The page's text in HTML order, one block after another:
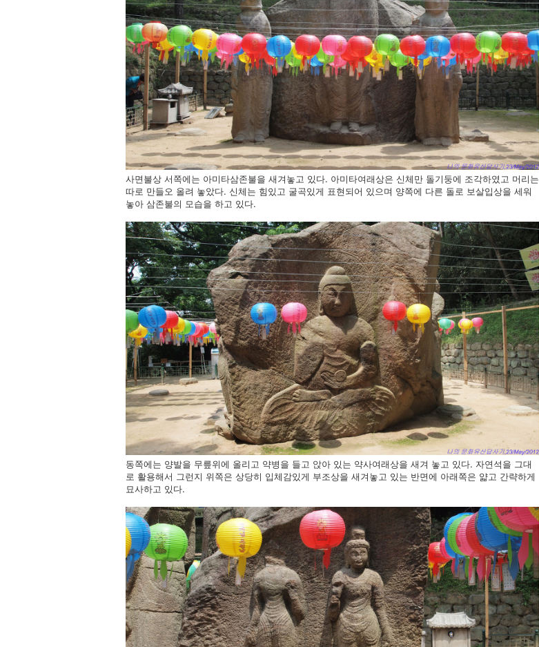
사면불상 서쪽에는 아미타삼존불을 새겨놓고 있다. 아미타여래상은 신체만 돌기둥에 조각하였고 머리는
따로 만들오 올려 놓았다. 신체는 힘있고 굴곡있게 표현되어 있으며 양쪽에 다른 돌로 보살입상을 세워
놓아 삼존불의 모습을 하고 있다.
동쪽에는 양발을 무릎위에 올리고 약병을 들고 앉아 있는 약사여래상을 새겨 놓고 있다. 자연석을 그대
로 활용해서 그런지 위쪽은 상당히 입체감있게 부조상을 새겨놓고 있는 반면에 아래쪽은 얇고 간략하게
묘사하고 있다.